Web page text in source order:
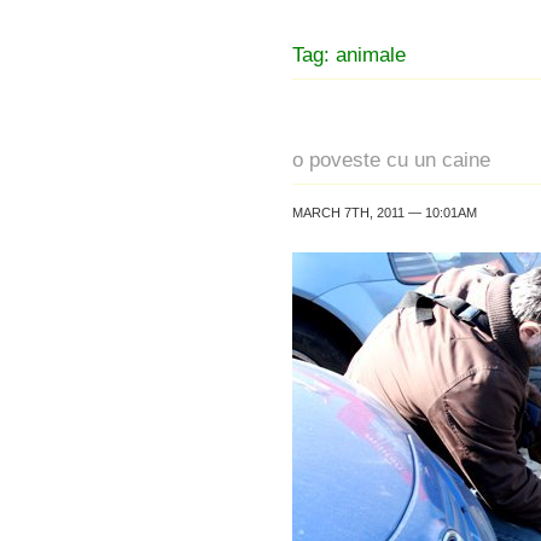
Tag: animale
o poveste cu un caine
MARCH 7TH, 2011 — 10:01AM